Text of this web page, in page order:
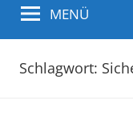
MENÜ
Schlagwort: